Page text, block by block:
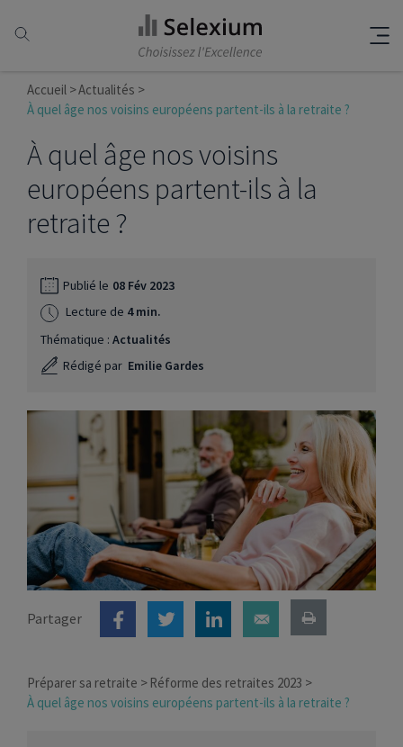
Accueil
Actualités
À quel âge nos voisins européens partent-ils à la retraite ?
À quel âge nos voisins
européens partent-ils à la
retraite ?
Publié le 08 Fév 2023
Lecture de 4 min.
Thématique : Actualités
Rédigé par Emilie Gardes
Partager
Préparer sa retraite
Réforme des retraites 2023
À quel âge nos voisins européens partent-ils à la retraite ?